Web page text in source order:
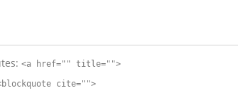
<a href="" title="">
cite="">